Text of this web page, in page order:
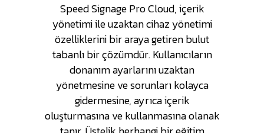
Speed Signage Pro Cloud, içerik
yönetimi ile uzaktan cihaz yönetimi
özelliklerini bir araya getiren bulut
tabanlı bir çözümdür. Kullanıcıların
donanım ayarlarını uzaktan
yönetmesine ve sorunları kolayca
gidermesine, ayrıca içerik
oluşturmasına ve kullanmasına olanak